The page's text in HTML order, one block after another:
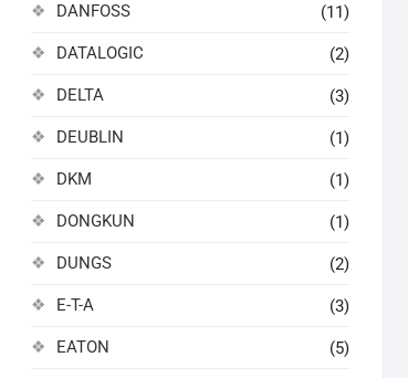
DANFOSS (11)
DATALOGIC (2)
DELTA (3)
DEUBLIN (1)
DKM (1)
DONGKUN (1)
DUNGS (2)
E-T-A (3)
EATON (5)